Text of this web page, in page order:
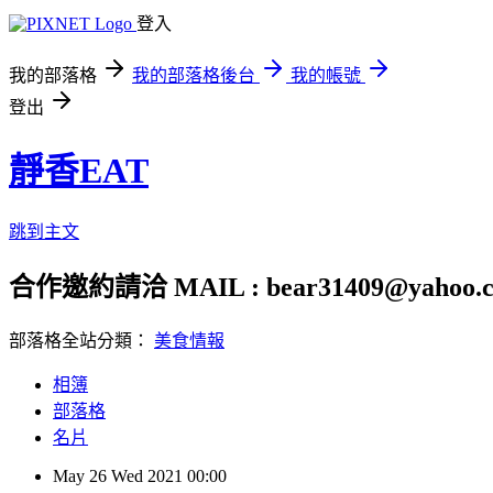
登入
我的部落格 我的部落格後台
我的帳號
登出
靜香EAT
跳到主文
合作邀約請洽 MAIL :
部落格全站分類： 美食情報
相簿
部落格
名片
May 26 Wed 2021 00:00